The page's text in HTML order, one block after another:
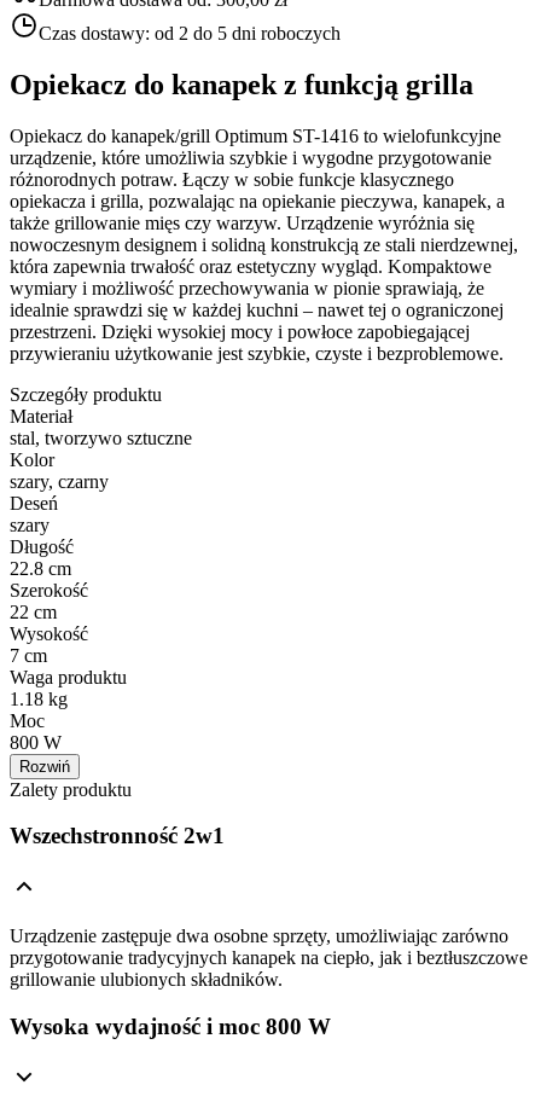
Czas dostawy: od 2 do 5 dni roboczych
Opiekacz do kanapek z funkcją grilla
Opiekacz do kanapek/grill Optimum ST-1416 to wielofunkcyjne
urządzenie, które umożliwia szybkie i wygodne przygotowanie
różnorodnych potraw. Łączy w sobie funkcje klasycznego
opiekacza i grilla, pozwalając na opiekanie pieczywa, kanapek, a
także grillowanie mięs czy warzyw. Urządzenie wyróżnia się
nowoczesnym designem i solidną konstrukcją ze stali nierdzewnej,
która zapewnia trwałość oraz estetyczny wygląd. Kompaktowe
wymiary i możliwość przechowywania w pionie sprawiają, że
idealnie sprawdzi się w każdej kuchni – nawet tej o ograniczonej
przestrzeni. Dzięki wysokiej mocy i powłoce zapobiegającej
przywieraniu użytkowanie jest szybkie, czyste i bezproblemowe.
Szczegóły produktu
Materiał
stal, tworzywo sztuczne
Kolor
szary, czarny
Deseń
szary
Długość
22.8 cm
Szerokość
22 cm
Wysokość
7 cm
Waga produktu
1.18 kg
Moc
800 W
Rozwiń
Zalety produktu
Wszechstronność 2w1
Urządzenie zastępuje dwa osobne sprzęty, umożliwiając zarówno
przygotowanie tradycyjnych kanapek na ciepło, jak i beztłuszczowe
grillowanie ulubionych składników.
Wysoka wydajność i moc 800 W